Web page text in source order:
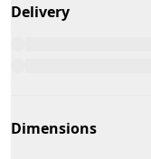
Delivery
Dimensions